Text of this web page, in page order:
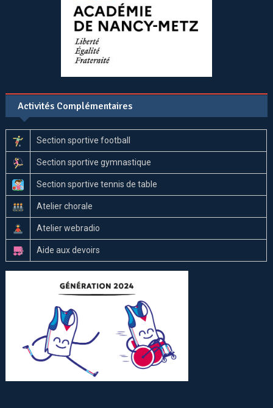
Activités Complémentaires
Section sportive football
Section sportive gymnastique
Section sportive tennis de table
Atelier chorale
Atelier webradio
Aide aux devoirs